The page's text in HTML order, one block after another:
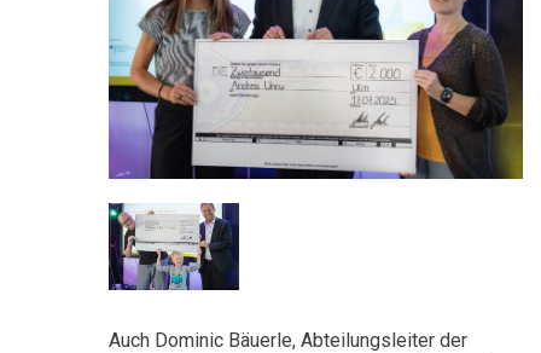
Auch Dominic Bäuerle, Abteilungsleiter der